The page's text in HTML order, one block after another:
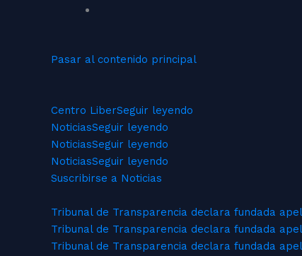
Pasar al contenido principal
Centro LiberSeguir leyendo
NoticiasSeguir leyendo
NoticiasSeguir leyendo
NoticiasSeguir leyendo
Suscribirse a Noticias
Tribunal de Transparencia declara fundada
Tribunal de Transparencia declara fundada
Tribunal de Transparencia declara fundada